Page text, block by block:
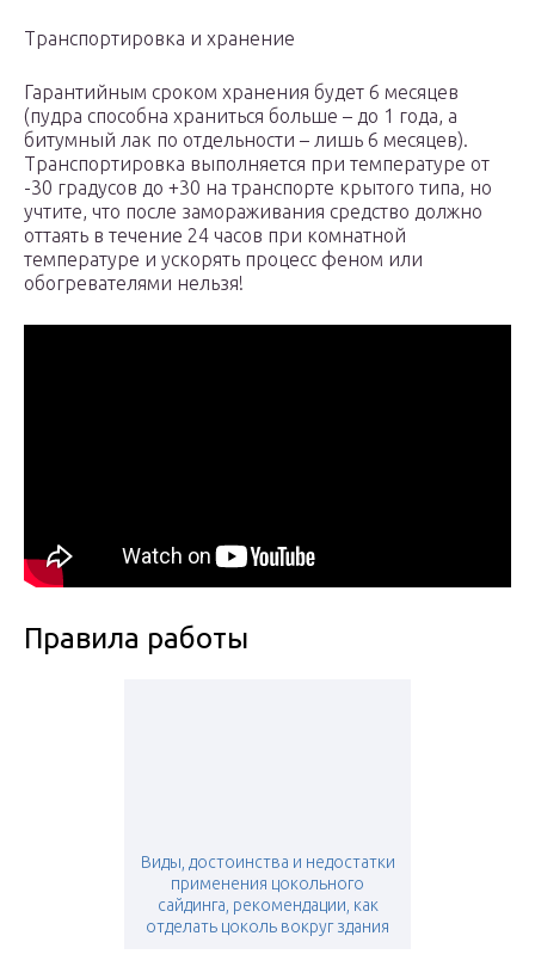
Транспортировка и хранение
Гарантийным сроком хранения будет 6 месяцев
(пудра способна храниться больше – до 1 года, а
битумный лак по отдельности – лишь 6 месяцев).
Транспортировка выполняется при температуре от
-30 градусов до +30 на транспорте крытого типа, но
учтите, что после замораживания средство должно
оттаять в течение 24 часов при комнатной
температуре и ускорять процесс феном или
обогревателями нельзя!
Правила работы
Виды, достоинства и недостатки
применения цокольного
сайдинга, рекомендации, как
отделать цоколь вокруг здания